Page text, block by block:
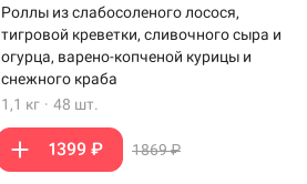
Роллы из слабосоленого лосося,
тигровой креветки, сливочного сыра и
огурца, варено-копченой курицы и
снежного краба
1,1 кг · 48 шт.
1399 ₽ 1869 ₽